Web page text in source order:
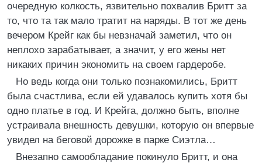
очередную колкость, язвительно похвалив Бритт за
то, что та так мало тратит на наряды. В тот же день
вечером Крейг как бы невзначай заметил, что он
неплохо зарабатывает, а значит, у его жены нет
никаких причин экономить на своем гардеробе.
Но ведь когда они только познакомились, Бритт
была счастлива, если ей удавалось купить хотя бы
одно платье в год. И Крейга, должно быть, вполне
устраивала внешность девушки, которую он впервые
увидел на беговой дорожке в парке Сиэтла…
Внезапно самообладание покинуло Бритт, и она